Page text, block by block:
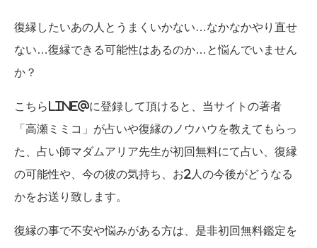
復縁したいあの人とうまくいかない…なかなかやり直せ
ない…復縁できる可能性はあるのか…と悩んでいません
か？
こちらLINE@に登録して頂けると、当サイトの著者
「高瀬ミミコ」が占いや復縁のノウハウを教えてもらっ
た、占い師マダムアリア先生が初回無料にて占い、復縁
の可能性や、今の彼の気持ち、お2人の今後がどうなる
かをお送り致します。
復縁の事で不安や悩みがある方は、是非初回無料鑑定を